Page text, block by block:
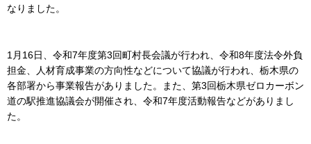
なりました。
1月16日、令和7年度第3回町村長会議が行われ、令和8年度法令外負
担金、人材育成事業の方向性などについて協議が行われ、栃木県の
各部署から事業報告がありました。また、第3回栃木県ゼロカーボン
道の駅推進協議会が開催され、令和7年度活動報告などがありまし
た。